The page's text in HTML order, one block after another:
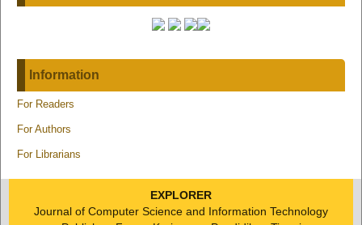
Information
For Readers
For Authors
For Librarians
EXPLORER
Journal of Computer Science and Information Technology